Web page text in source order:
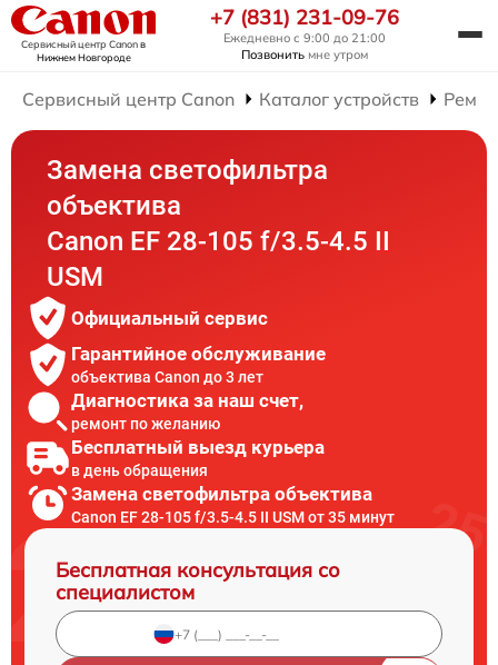
Сервисный центр Canonв
Нижнем Новгороде
+7 (831) 231-09-76
Ежедневно с 9:00 до 21:00
Позвонить мне утром
Сервисный центр Canon Каталог устройств
Замена светофильтра
объектива
Canon EF 28-105 f/3.5-4.5 II
USM
Официальный сервис
Гарантийное обслуживание
объектива Canon до 3 лет
Диагностика за наш счет,
ремонт по желанию
Бесплатный выезд курьера
в день обращения
Замена светофильтра объектива
Canon EF 28-105 f/3.5-4.5 II USM от 35 минут
Бесплатная консультация со
специалистом